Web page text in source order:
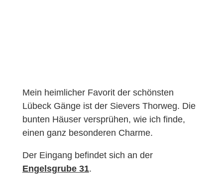
Mein heimlicher Favorit der schönsten
Lübeck Gänge ist der Sievers Thorweg. Die
bunten Häuser versprühen, wie ich finde,
einen ganz besonderen Charme.
Der Eingang befindet sich an der
Engelsgrube 31.